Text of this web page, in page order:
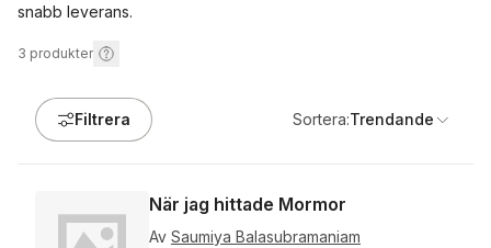
snabb leverans.
3 produkter
Filtrera Sortera:Trendande
När jag hittade Mormor
Av Saumiya Balasubramaniam